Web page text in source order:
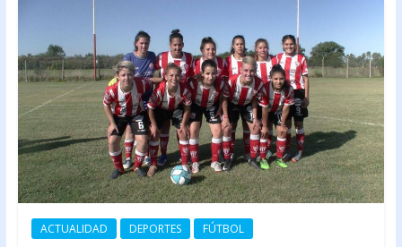
ACTUALIDAD DEPORTES FÚTBOL